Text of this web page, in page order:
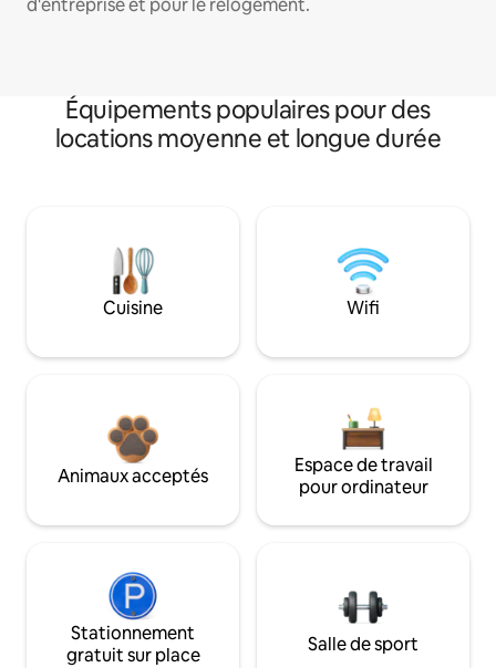
d'entreprise et pour le relogement.
Équipements populaires pour des
locations moyenne et longue durée
Cuisine Wifi
Animaux acceptés
Espace de travail
pour ordinateur
Stationnement
gratuit sur place
Salle de sport